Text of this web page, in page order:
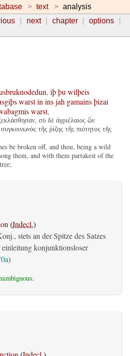
text
analysis
next chapter
options
, iþþu wilþeis
warstin insjah gamainsþizai
warst,
σὺ δὲ ἀγριέλαιος ὢν
τῆς ῥίζης τῆς πιότητος τῆς
be broken off, and thou, being a wild
them, and with them partakest of the
(Indecl.)
stets an der Spitze des Satzes
konjunktionsloser
)
.